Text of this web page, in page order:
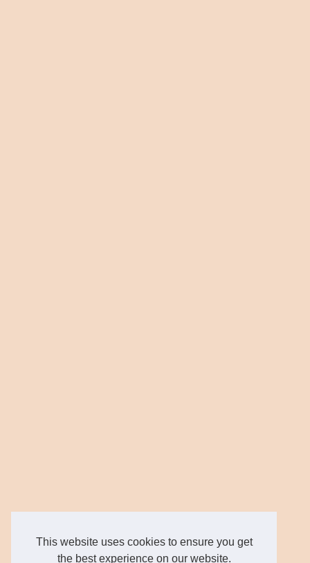
This website uses cookies to ensure you get
the best experience on our website.